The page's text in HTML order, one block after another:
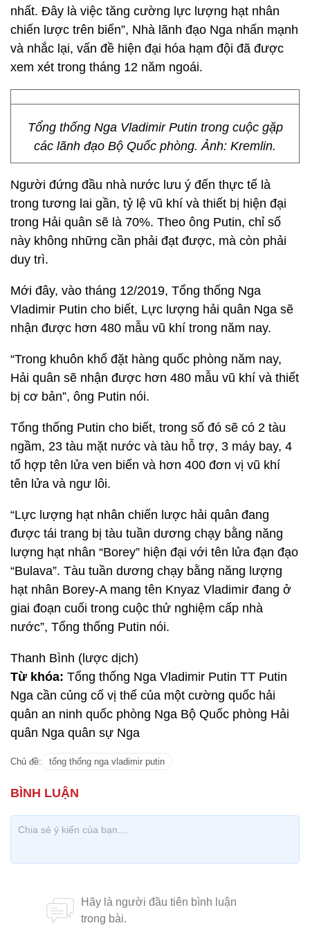
nhất. Đây là việc tăng cường lực lượng hạt nhân
chiến lược trên biển”, Nhà lãnh đạo Nga nhấn mạnh
và nhắc lại, vấn đề hiện đại hóa hạm đội đã được
xem xét trong tháng 12 năm ngoái.
Tổng thống Nga Vladimir Putin trong cuộc gặp
các lãnh đạo Bộ Quốc phòng. Ảnh: Kremlin.
Người đứng đầu nhà nước lưu ý đến thực tế là
trong tương lai gần, tỷ lệ vũ khí và thiết bị hiện đại
trong Hải quân sẽ là 70%. Theo ông Putin, chỉ số
này không những cần phải đạt được, mà còn phải
duy trì.
Mới đây, vào tháng 12/2019, Tổng thống Nga
Vladimir Putin cho biết, Lực lượng hải quân Nga sẽ
nhận được hơn 480 mẫu vũ khí trong năm nay.
“Trong khuôn khổ đặt hàng quốc phòng năm nay,
Hải quân sẽ nhận được hơn 480 mẫu vũ khí và thiết
bị cơ bản”, ông Putin nói.
Tổng thống Putin cho biết, trong số đó sẽ có 2 tàu
ngầm, 23 tàu mặt nước và tàu hỗ trợ, 3 máy bay, 4
tổ hợp tên lửa ven biển và hơn 400 đơn vị vũ khí
tên lửa và ngư lôi.
“Lực lượng hạt nhân chiến lược hải quân đang
được tái trang bị tàu tuần dương chạy bằng năng
lượng hạt nhân “Borey” hiện đại với tên lửa đạn đạo
“Bulava”. Tàu tuần dương chạy bằng năng lượng
hạt nhân Borey-A mang tên Knyaz Vladimir đang ở
giai đoạn cuối trong cuộc thử nghiệm cấp nhà
nước”, Tổng thống Putin nói.
Thanh Bình (lược dịch)
Từ khóa: Tổng thống Nga Vladimir Putin TT Putin
Nga cần củng cố vị thế của một cường quốc hải
quân an ninh quốc phòng Nga Bộ Quốc phòng Hải
quân Nga quân sự Nga
Chủ đề: tổng thống nga vladimir putin